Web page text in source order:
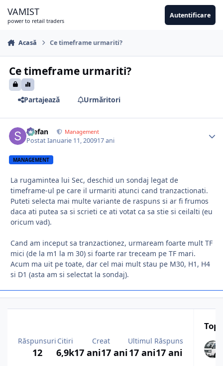
VAMIST
power to retail traders
Autentificare
Acasă Ce timeframe urmariti?
Ce timeframe urmariti?
Partajează Urmăritori
Stefan Management
PostatIanuarie 11, 200917 ani
MANAGEMENT
La rugamintea lui Sec, deschid un sondaj legat de
timeframe-ul pe care il urmariti atunci cand tranzactionati.
Puteti selecta mai multe variante de raspuns si ar fi frumos
daca ati putea sa si scrieti ce ati votat ca sa stie si ceilalti (eu
oricum vad).
Cand am inceput sa tranzactionez, urmaream foarte mult TF
mici (de la m1 la m 30) si foarte rar treceam pe TF mari.
Acum ma uit pe toate, dar cel mai mult stau pe M30, H1, H4
si D1 (asta am si selectat la sondaj).
Răspunsuri
12
Citiri
6,9k
Creat
17 ani17 ani
Ultimul Răspuns
17 ani17 ani
Top